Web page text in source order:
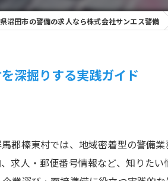
沼田市の警備の求人なら株式会社サンエス警備
深掘りする実践ガイド
郡榛東村では、地域密着型の警備
求人・郵便番号情報など、知りた